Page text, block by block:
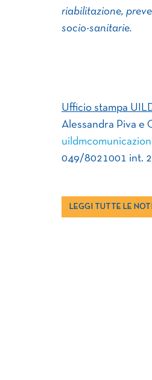
riabilitazione,
socio-sanitarie.
Ufficio stampa
Alessandra Piva e
049/8021001 int. 2
LEGGI TUTTE LE